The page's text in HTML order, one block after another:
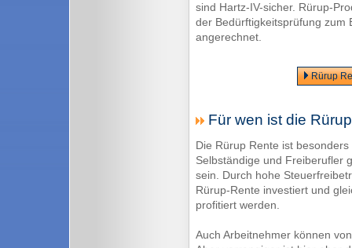
sind Hartz-IV-sicher. Rürup-
der Bedürftigkeitsprüfung zum
angerechnet.
Rürup
Für wen ist die
Die Rürup Rente ist
Selbständige und Freiberufler
sein. Durch hohe
Rürup-Rente investiert und
profitiert werden.
Auch Arbeitnehmer können